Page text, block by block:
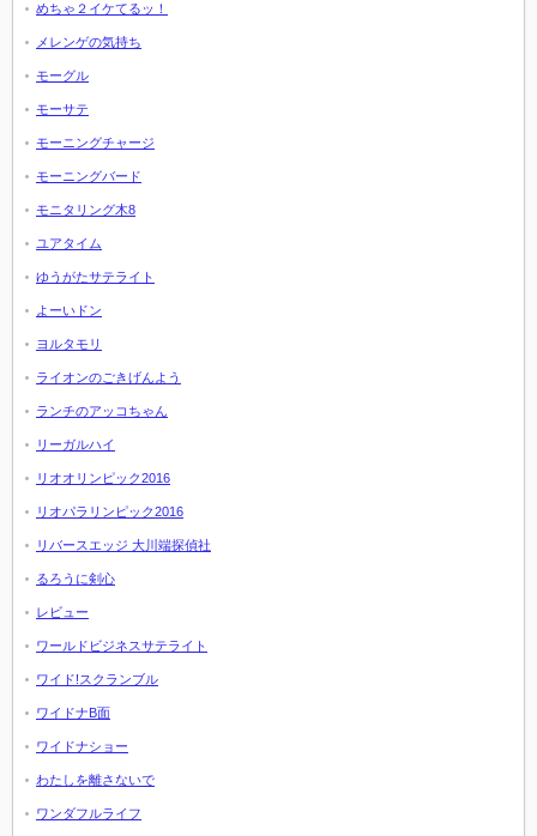
めちゃ２イケてるッ！
メレンゲの気持ち
モーグル
モーサテ
モーニングチャージ
モーニングバード
モニタリング木8
ユアタイム
ゆうがたサテライト
よーいドン
ヨルタモリ
ライオンのごきげんよう
ランチのアッコちゃん
リーガルハイ
リオオリンピック2016
リオパラリンピック2016
リバースエッジ 大川端探偵社
るろうに剣心
レビュー
ワールドビジネスサテライト
ワイド!スクランブル
ワイドナB面
ワイドナショー
わたしを離さないで
ワンダフルライフ